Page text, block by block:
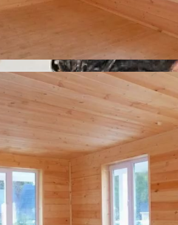
Строительство Дома
Ключ: От Мечты До Реалии